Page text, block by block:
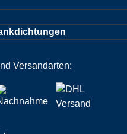
Versandarten: